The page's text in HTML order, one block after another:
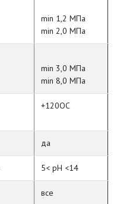
min 1,2 МПа
min 2,0 МПа
min 3,0 МПа
min 8,0 МПа
+120ОС
да
5< pH <14
все